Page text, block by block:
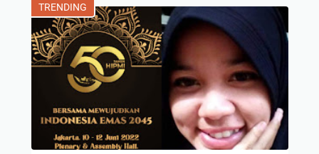
TRENDING